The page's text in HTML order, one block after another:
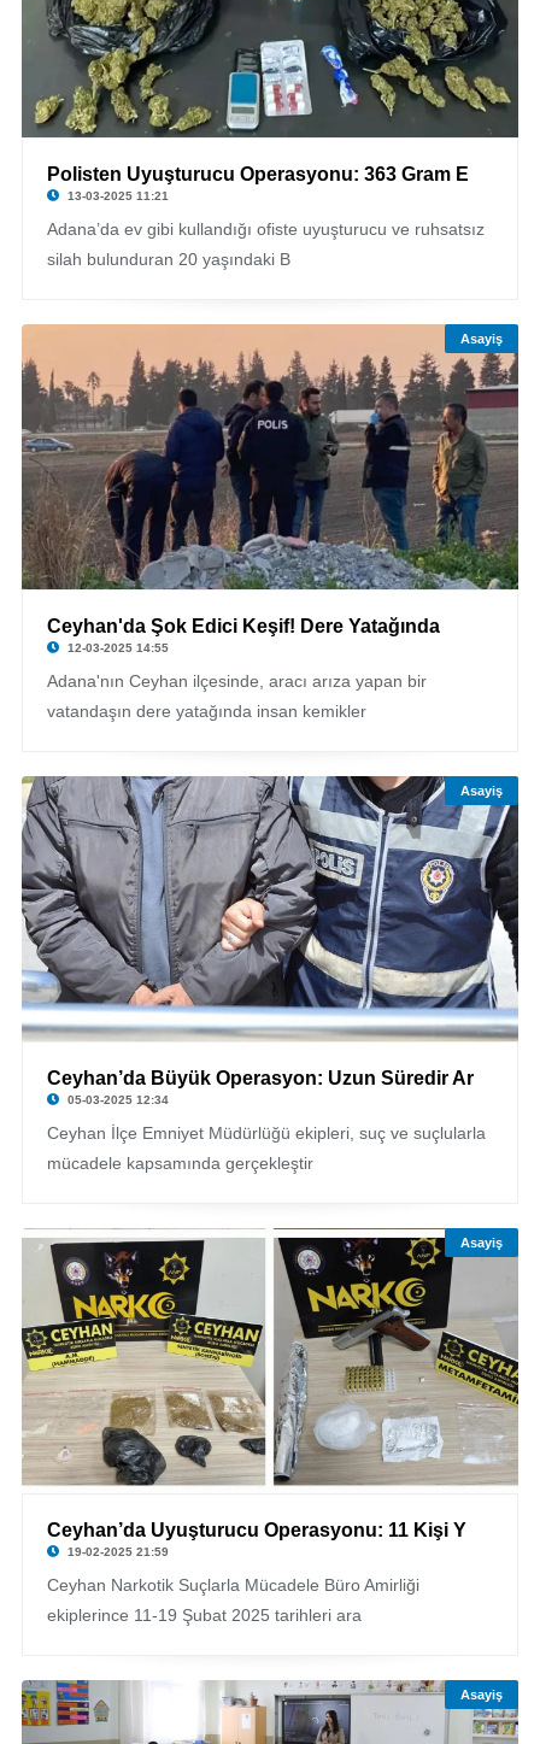
Polisten Uyuşturucu Operasyonu: 363 Gram E
13-03-2025 11:21
Adana’da ev gibi kullandığı ofiste uyuşturucu ve ruhsatsız
silah bulunduran 20 yaşındaki B
Asayiş
Ceyhan'da Şok Edici Keşif! Dere Yatağında
12-03-2025 14:55
Adana'nın Ceyhan ilçesinde, aracı arıza yapan bir
vatandaşın dere yatağında insan kemikler
Asayiş
Ceyhan’da Büyük Operasyon: Uzun Süredir Ar
05-03-2025 12:34
Ceyhan İlçe Emniyet Müdürlüğü ekipleri, suç ve suçlularla
mücadele kapsamında gerçekleştir
Asayiş
Ceyhan’da Uyuşturucu Operasyonu: 11 Kişi Y
19-02-2025 21:59
Ceyhan Narkotik Suçlarla Mücadele Büro Amirliği
ekiplerince 11-19 Şubat 2025 tarihleri ara
Asayiş